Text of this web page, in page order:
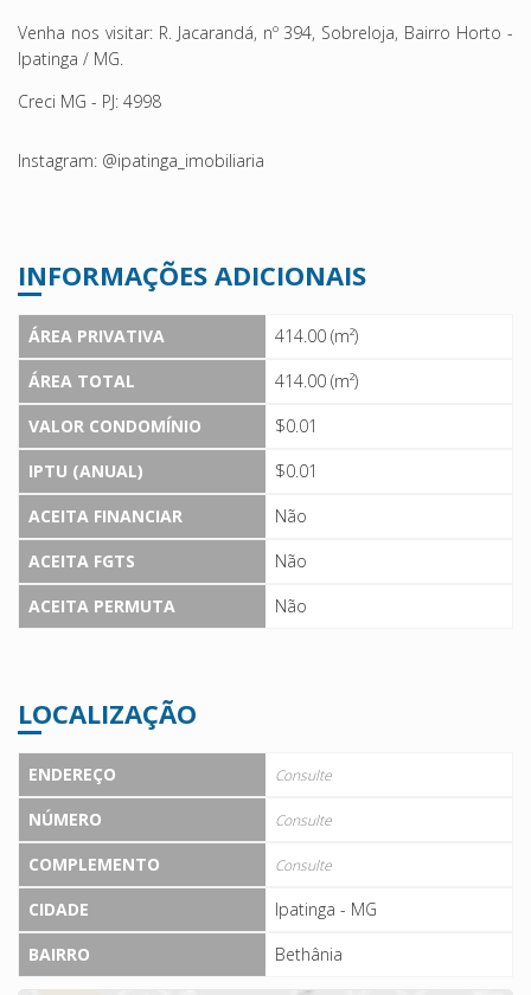
Venha nos visitar: R. Jacarandá, nº 394, Sobreloja, Bairro Horto -
Ipatinga / MG.
Creci MG - PJ: 4998
Instagram: @ipatinga_imobiliaria
INFORMAÇÕES ADICIONAIS
ÁREA PRIVATIVA
414.00 (m²)
ÁREA TOTAL
414.00 (m²)
VALOR CONDOMÍNIO
$0.01
IPTU (ANUAL)
$0.01
ACEITA FINANCIAR
Não
ACEITA FGTS
Não
ACEITA PERMUTA
Não
LOCALIZAÇÃO
ENDEREÇO Consulte
NÚMERO Consulte
COMPLEMENTO Consulte
CIDADE
Ipatinga - MG
BAIRRO
Bethânia